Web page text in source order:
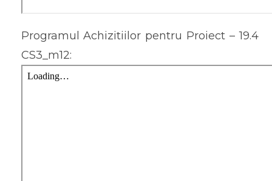
Programul Achizitiilor pentru Proiect – 19.4
CS3_m12: